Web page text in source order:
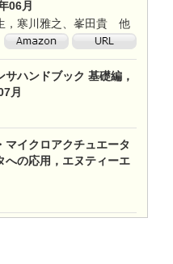
06月
，寒川雅之、峯田貴 他
ハンドブック 基礎編，
月
イクロアクチュエータ
への応用，エヌティーエ